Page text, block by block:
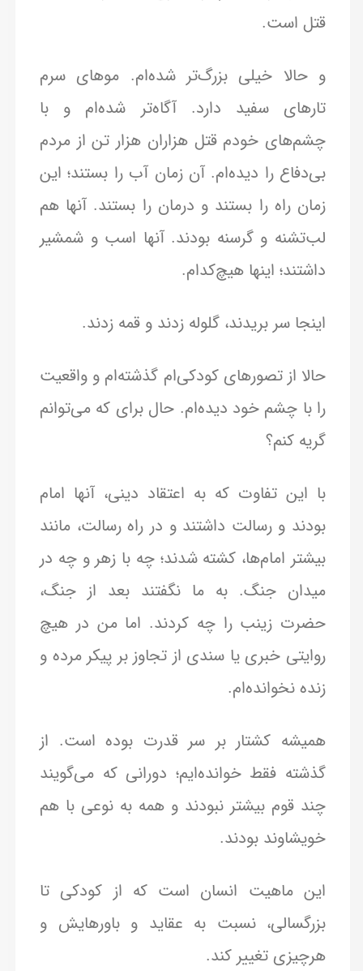
قتل است.
و حالا خیلی بزرگ‌تر شده‌ام. موهای سرم
تارهای سفید دارد. آگاه‌تر شده‌ام و با
چشم‌های خودم قتل هزاران هزار تن از مردم
بی‌دفاع را دیده‌ام. آن زمان آب را بستند؛ این
زمان راه را بستند و درمان را بستند. آنها هم
لب‌تشنه و گرسنه بودند. آنها اسب و شمشیر
داشتند؛ اینها هیچ‌کدام.
اینجا سر بریدند، گلوله زدند و قمه زدند.
حالا از تصورهای کودکی‌ام گذشته‌ام و واقعیت
را با چشم خود دیده‌ام. حال برای که می‌توانم
گریه کنم؟
با این تفاوت که به اعتقاد دینی، آنها امام
بودند و رسالت داشتند و در راه رسالت، مانند
بیشتر امام‌ها، کشته شدند؛ چه با زهر و چه در
میدان جنگ. به ما نگفتند بعد از جنگ،
حضرت زینب را چه کردند. اما من در هیچ
روایتی خبری یا سندی از تجاوز بر پیکر مرده و
زنده نخوانده‌ام.
همیشه کشتار بر سر قدرت بوده است. از
گذشته فقط خوانده‌ایم؛ دورانی که می‌گویند
چند قوم بیشتر نبودند و همه به نوعی با هم
خویشاوند بودند.
این ماهیت انسان است که از کودکی تا
بزرگسالی، نسبت به عقاید و باورهایش و
هرچیزی تغییر کند.